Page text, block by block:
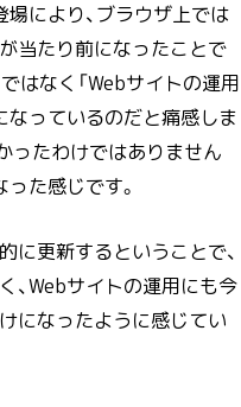
場により、ブラウザ上では
当たり前になったことで
はなく「Webサイトの運用
なっているのだと痛感しま
ったわけではありません
た感じです。
に更新するということで、
、Webサイトの運用にも今
になったように感じてい